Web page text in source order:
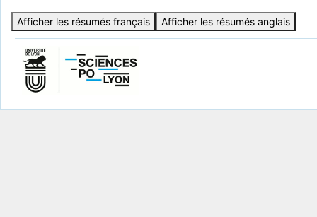
Afficher les résumés français Afficher les résumés anglais